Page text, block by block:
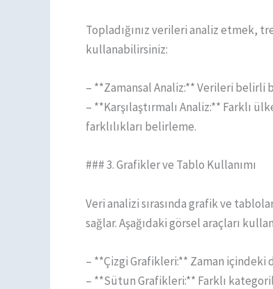
Topladığınız verileri analiz etmek,
kullanabilirsiniz:
– **Zamansal Analiz:** Verileri
– **Karşılaştırmalı Analiz:** Farklı
farklılıkları belirleme.
### 3. Grafikler ve Tablo Kullanımı
Veri analizi sırasında grafik ve
sağlar. Aşağıdaki görsel araçları
– **Çizgi Grafikleri:** Zaman
– **Sütun Grafikleri:** Farklı